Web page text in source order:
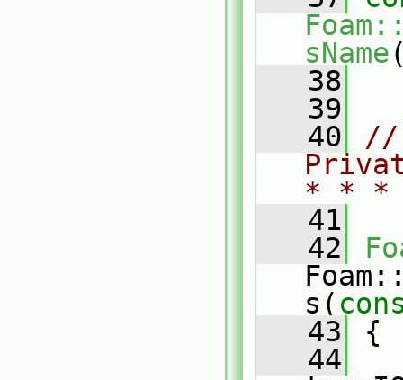
sName
   38
   39
   40
//
* * *
   41
   42
s(
   43
{
   44